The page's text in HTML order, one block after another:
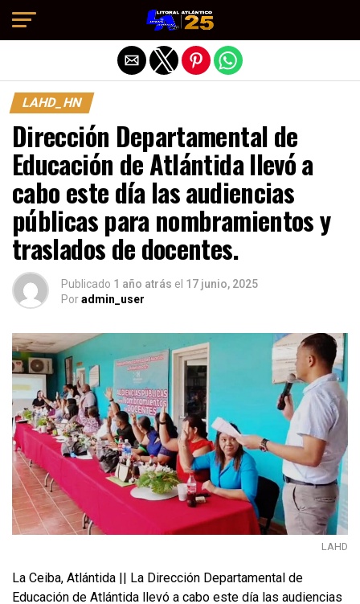
LAHD_HN
Dirección Departamental de
Educación de Atlántida llevó a
cabo este día las audiencias
públicas para nombramientos y
traslados de docentes.
Publicado 1 año atrás el 17 junio, 2025
Poradmin_user
LAHD
La Ceiba, Atlántida || La Dirección Departamental de
Educación de Atlántida llevó a cabo este día las audiencias
Salir de la versión móvil